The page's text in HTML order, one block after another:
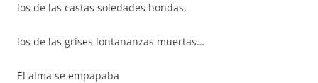
los de las castas soledades hondas,
los de las grises lontananzas muertas…
El alma se empapaba